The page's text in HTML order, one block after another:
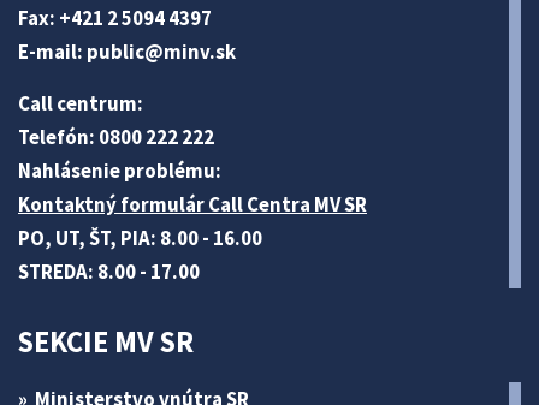
Fax: +421 2 5094 4397
E-mail: public@minv.sk
Call centrum:
Telefón: 0800 222 222
Nahlásenie problému:
Kontaktný formulár Call Centra MV SR
PO, UT, ŠT, PIA: 8.00 - 16.00
STREDA: 8.00 - 17.00
SEKCIE MV SR
Ministerstvo vnútra SR